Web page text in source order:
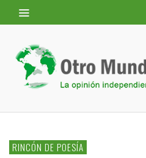
RINCÓN DE POESÍA